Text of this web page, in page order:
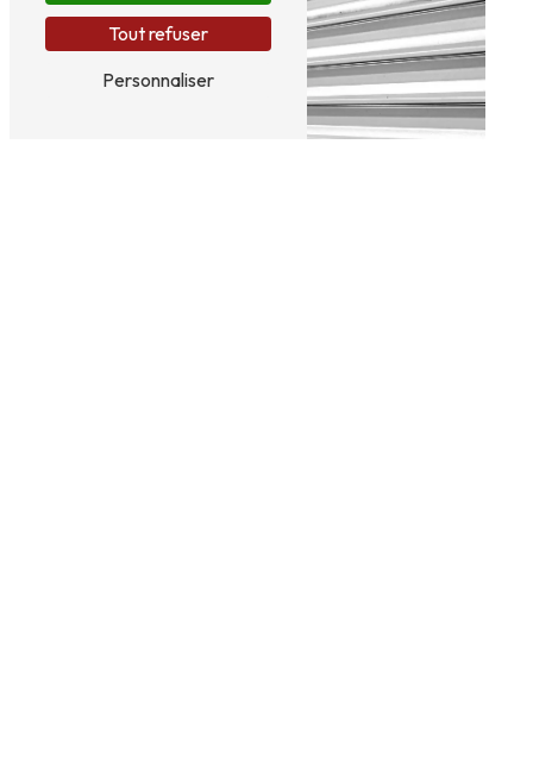
Tout refuser
Personnaliser